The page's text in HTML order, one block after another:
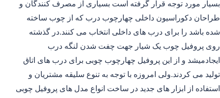
بسیار مورد توجه قرار گرفته است بسیاری از مصرف کنندگان و
طراحان دکوراسیون داخلی چهارچوب درب که از چوب ساخته
شده باشد را برای درب های داخلی انتخاب می کنند.در گذشته
روی پروفیل چوب یک شیار جهت چفت شدن لنگه درب
ایجادمیشد و از این پروفیل چهارچوب چوبی برای درب های اتاق
تولید می کردند.ولی امروزه با توجه به تنوع سلیقه مشتریان و
استفاده از ابزار های جدید در ساخت انواع مدل های پروفیل چوبی